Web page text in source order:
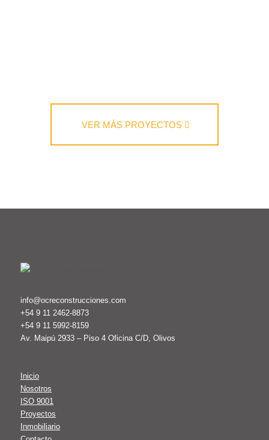
VER MÁS PROYECTOS
info@ocreconstrucciones.com
+54 9 11 2462-8873
+54 9 11 5992-8159
Av. Maipú 2933 – Piso 4 Oficina C/D, Olivos
Inicio
Nosotros
ISO 9001
Proyectos
Inmobiliario